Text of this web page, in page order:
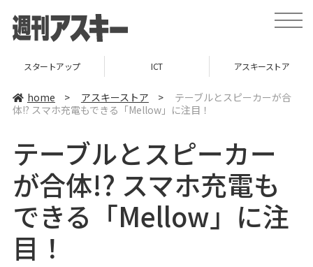
t
o
e
v
スタートアップ ICT アスキーストア
home > アスキーストア >
テーブルとスピーカーが合
体!? スマホ充電もできる「Mellow」に注目！
テーブルとスピーカー
が合体!? スマホ充電も
できる「Mellow」に注
目！